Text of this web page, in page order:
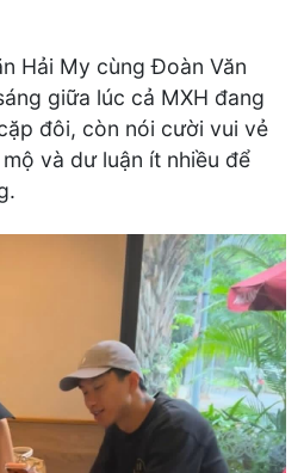
Hải My cùng Đoàn Văn
giữa lúc cả MXH đang
đôi, còn nói cười vui vẻ
và dư luận ít nhiều để